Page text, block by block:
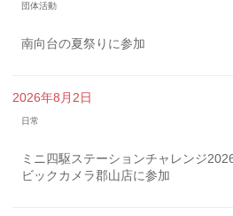
団体活動
南向台の夏祭りに参加
2026年8月2日
日常
ミニ四駆ステーションチャレンジ
ビックカメラ郡山店に参加